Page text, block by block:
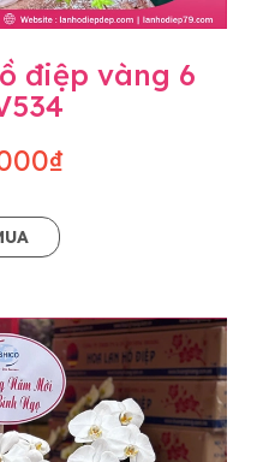
điệp vàng 6